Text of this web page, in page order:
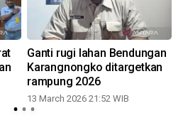
Ganti rugi lahan Bendungan
Karangnongko ditargetkan
rampung 2026
13 March 2026 21:52 WIB